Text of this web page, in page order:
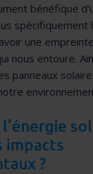
bénéfique
spécifiquement
une
nous entoure.
panneaux
l’énergie
impacts
?